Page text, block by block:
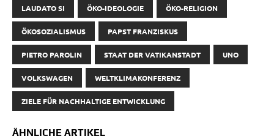
LAUDATO SI ÖKO-IDEOLOGIE ÖKO-RELIGION
ÖKOSOZIALISMUS PAPST FRANZISKUS
PIETRO PAROLIN STAAT DER VATIKANSTADT UNO
VOLKSWAGEN WELTKLIMAKONFERENZ
ZIELE FÜR NACHHALTIGE ENTWICKLUNG
ÄHNLICHE ARTIKEL